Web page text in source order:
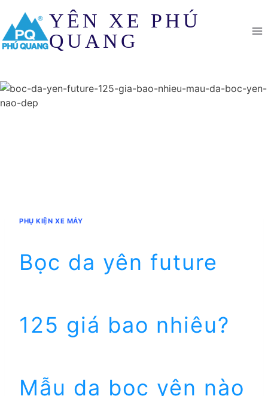
content
YÊN XE PHÚ
QUANG
PHỤ KIỆN XE MÁY
Bọc da yên future
125 giá bao nhiêu?
Mẫu da bọc yên nào